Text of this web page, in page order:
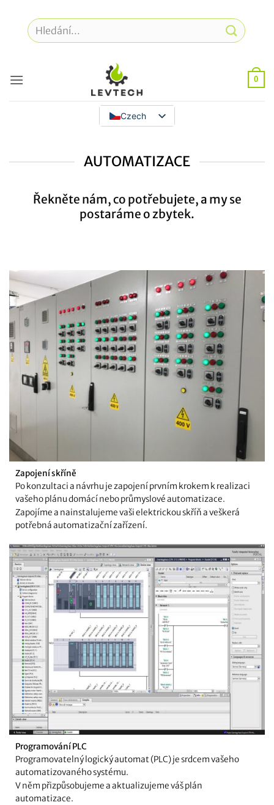
obsah
Hledat:
0
Czech
AUTOMATIZACE
Řekněte nám, co potřebujete, a my se
postaráme o zbytek.
Zapojení skříně
Po konzultaci a návrhu je zapojení prvním krokem k realizaci
vašeho plánu domácí nebo průmyslové automatizace.
Zapojíme a nainstalujeme vaši elektrickou skříň a veškerá
potřebná automatizační zařízení.
Programování PLC
Programovatelný logický automat (PLC) je srdcem vašeho
automatizovaného systému.
V něm přizpůsobujeme a aktualizujeme váš plán
automatizace.